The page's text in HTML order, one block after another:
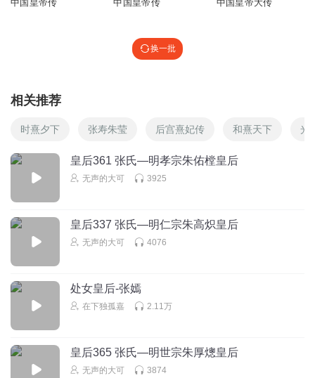
中国皇帝传 中国皇帝传 中国皇帝大传
换一批
相关推荐
时熹夕下 张寿朱莹 后宫熹妃传 和熹天下 光
皇后361 张氏—明孝宗朱佑樘皇后
无声的大可 3925
皇后337 张氏—明仁宗朱高炽皇后
无声的大可 4076
处女皇后-张嫣
在下独孤嘉 2.11万
皇后365 张氏—明世宗朱厚熜皇后
无声的大可 3874